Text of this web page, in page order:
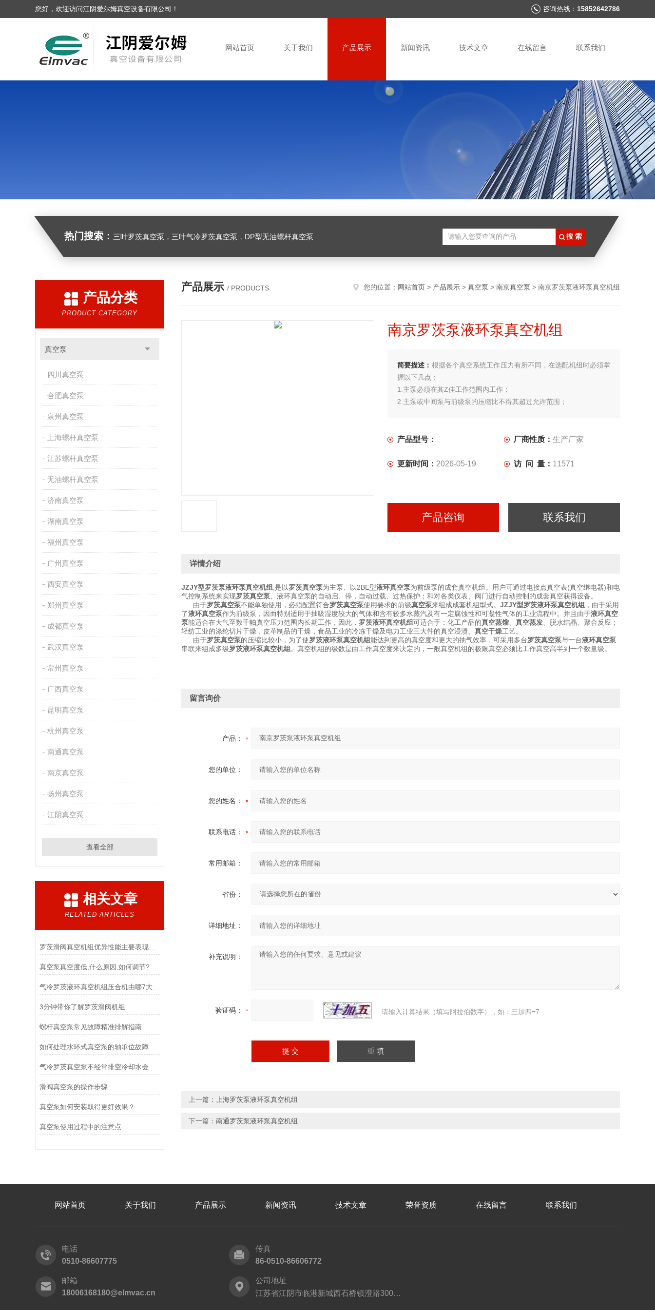
您好，欢迎访问江阴爱尔姆真空设备有限公司！ 咨询热线： 15852642786
网站首页 关于我们 产品展示 新闻资讯 技术文章 在线留言 联系我们
热门搜索： 三叶罗茨真空泵，三叶气冷罗茨真空泵，DP型无油螺杆真空泵
产品分类
PRODUCT CATEGORY
真空泵
四川真空泵
合肥真空泵
泉州真空泵
上海螺杆真空泵
江苏螺杆真空泵
无油螺杆真空泵
济南真空泵
湖南真空泵
福州真空泵
广州真空泵
西安真空泵
郑州真空泵
成都真空泵
武汉真空泵
常州真空泵
广西真空泵
昆明真空泵
杭州真空泵
南通真空泵
南京真空泵
扬州真空泵
江阴真空泵
查看全部
相关文章
RELATED ARTICLES
罗茨滑阀真空机组优异性能主要表现在哪些方面
真空泵真空度低,什么原因,如何调节?
3分钟带你了解罗茨滑阀机组
螺杆真空泵常见故障精准排解指南
如何处理水环式真空泵的轴承位故障问题？
滑阀真空泵的操作步骤
真空泵如何安装取得更好效果？
真空泵使用过程中的注意点
产品展示 / PRODUCTS 您的位置： 网站首页 > 产品展示 > 真空泵 > 南京真空泵 > 南京罗茨泵液环泵真空机组
南京罗茨泵液环泵真空机组
简要描述： 根据各个真空系统工作压力有所不同，在选配机组时必须掌
握以下几点：
1.主泵必须在其Z佳工作范围内工作；
2.主泵或中间泵与前级泵的压缩比不得其超过允许范围；
用户如有特殊要求也可与本公司直接，由本公司相关技术人员来选型。
产品型号： 厂商性质： 生产厂家
更新时间： 2026-05-19 访 问 量： 11571
产品咨询 联系我们
详情介绍
JZJY型罗茨泵液环泵真空机组 ,是以罗茨真空泵为主泵、以2BE型液环真空泵为前级泵的成套真空机组。用户可通过电接点真空表(真空继电器)和电
气控制系统来实现罗茨真空泵 、液环真空泵的自动启、停，自动过载、过热保护；和对各类仪表、阀门进行自动控制的成套真空获得设备。
由于罗茨真空泵不能单独使用，必须配置符合罗茨真空泵使用要求的前级真空泵来组成成套机组型式。 JZJY型罗茨液环泵真空机组 ，由于采用
了液环真空泵作为前级泵，因而特别适用于抽吸湿度较大的气体和含有较多水蒸汽及有一定腐蚀性和可凝性气体的工业流程中。并且由于液环真空
泵能适合在大气至数千帕真空压力范围内长期工作，因此， 罗茨液环真空机组可适合于：化工产品的真空蒸馏 真空蒸发 、脱水结晶、聚合反应；
轻纺工业的涤纶切片干燥，皮革制品的干燥，食品工业的冷冻干燥及电力工业三大件的真空浸渍、 真空干燥工艺。
由于罗茨真空泵的压缩比较小，为了使罗茨液环泵真空机组能达到更高的真空度和更大的抽气效率，可采用多台罗茨真空泵与一台液环真空泵
串联来组成多级罗茨液环泵真空机组 。真空机组的级数是由工作真空度来决定的，一般真空机组的极限真空必须比工作真空高半到一个数量级。
留言询价
产品：
您的单位：
您的姓名：
联系电话：
常用邮箱：
省份：
详细地址：
补充说明：
验证码： 请输入计算结果（填写阿拉伯数字），如：三加四=7
上一篇： 上海罗茨泵液环泵真空机组
下一篇： 南通罗茨泵液环泵真空机组
网站首页 关于我们 产品展示 新闻资讯 技术文章 荣誉资质 在线留言 联系我们
电话
0510-86607775
传真
86-0510-86606772
邮箱
18006168180@elmvac.cn
公司地址
江苏省江阴市临港新城西石桥镇澄路3001号